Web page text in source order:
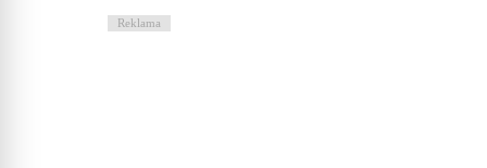
Reklama